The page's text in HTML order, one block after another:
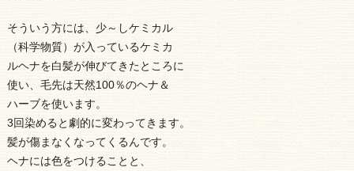
そういう方には、少～しケミカル
（科学物質）が入っているケミカ
ルヘナを白髪が伸びてきたところに
使い、毛先は天然100％のヘナ＆
ハーブを使います。
3回染めると劇的に変わってきます。
髪が傷まなくなってくるんです。
ヘナには色をつけることと、